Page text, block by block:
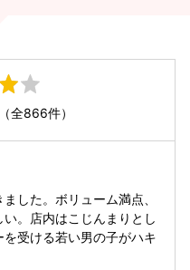
（全866件）
した。ボリューム満点、
。店内はこじんまりとし
受ける若い男の子がハキ